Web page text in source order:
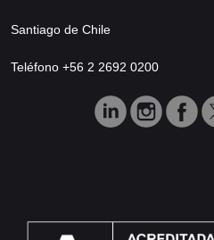
Santiago de Chile
Teléfono +56 2 2692 0200